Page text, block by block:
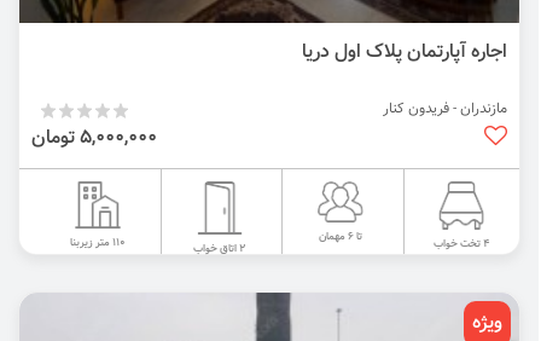
اجاره آپارتمان پلاک اول دریا
مازندران - فریدون کنار
5,000,000 تومان
4 تخت خواب تا 6 مهمان
2 اتاق خواب 110 متر زیربنا
ویژه